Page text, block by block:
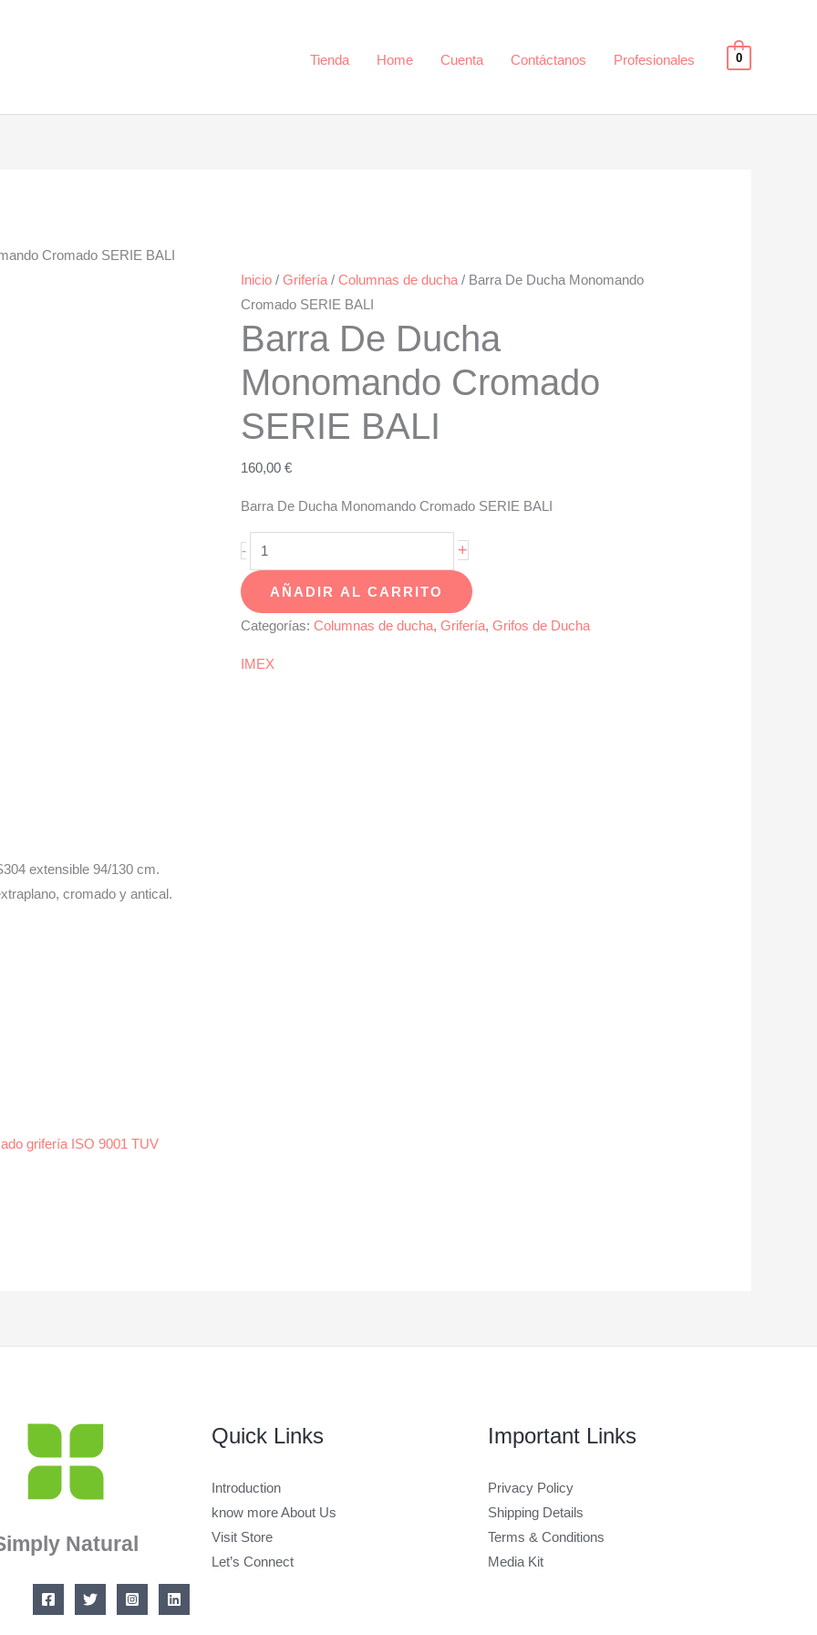
Tienda Home Cuenta Contáctanos Profesionales 0
Cromado SERIE BALI
Inicio / Grifería / Columnas de ducha / Barra De Ducha Monomando
Cromado SERIE BALI
Barra De Ducha
Monomando Cromado
SERIE BALI
160,00 €
Barra De Ducha Monomando Cromado SERIE BALI
-
Barra
De
Ducha
Monomando
SERIE
+
AÑADIR AL CARRITO
Categorías: Columnas de ducha, Grifería, Grifos de Ducha
IMEX
extensible 94/130 cm.
cromado y antical.
Natural
Quick Links
Introduction
know more About Us
Visit Store
Let’s Connect
Important Links
Privacy Policy
Shipping Details
Terms & Conditions
Media Kit
BALI